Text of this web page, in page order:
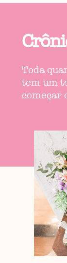
Toda
tem um
começar